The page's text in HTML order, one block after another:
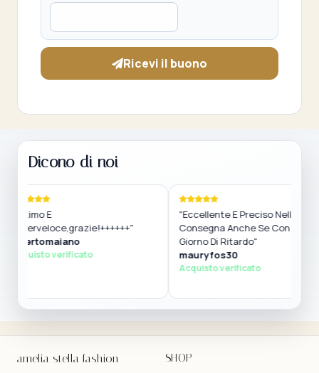
Ricevi il buono
Dicono di noi
verificato
"Eccellente E Preciso Nella
Consegna Anche Se Con Un
Giorno Di Ritardo"
mauryfos30
Acquisto verificato
amelia stella fashion SHOP